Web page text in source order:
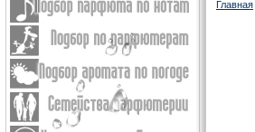
Главная